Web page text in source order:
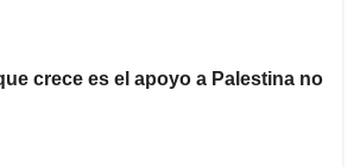
crece es el apoyo a Palestina no